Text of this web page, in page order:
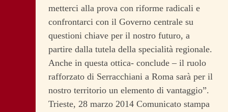
metterci alla prova con riforme radicali e
confrontarci con il Governo centrale su
questioni chiave per il nostro futuro, a
partire dalla tutela della specialità regionale.
Anche in questa ottica- conclude – il ruolo
rafforzato di Serracchiani a Roma sarà per il
nostro territorio un elemento di vantaggio”.
Trieste, 28 marzo 2014 Comunicato stampa